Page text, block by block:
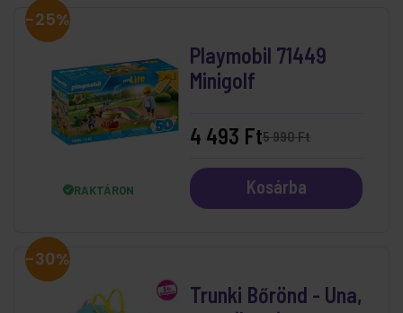
-25%
RAKTÁRON
Playmobil 71449
Minigolf
5 990 Ft
4 493 Ft
Kosárba
-30%
Trunki Bőrönd - Una,